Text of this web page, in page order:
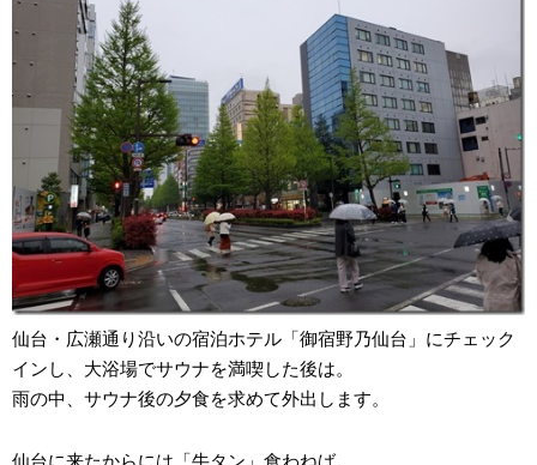
仙台・広瀬通り沿いの宿泊ホテル「御宿野乃仙台」にチェック
インし、大浴場でサウナを満喫した後は。
雨の中、サウナ後の夕食を求めて外出します。
仙台に来たからには「牛タン」食わねば。